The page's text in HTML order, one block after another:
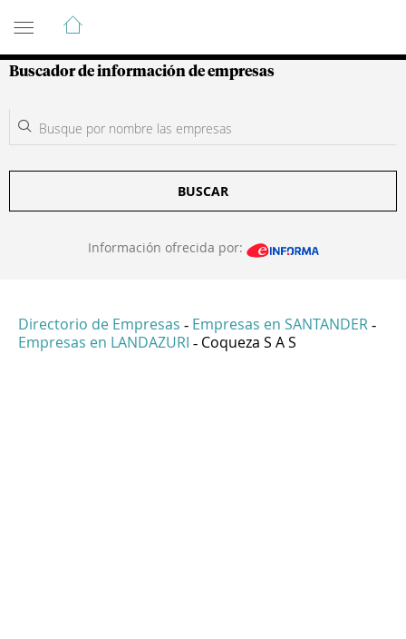
Guía de Empresas Colombianas
Buscador de información de empresas
BUSCAR
Información ofrecida por:
Directorio de Empresas - Empresas en SANTANDER -
Empresas en LANDAZURI - Coqueza S A S